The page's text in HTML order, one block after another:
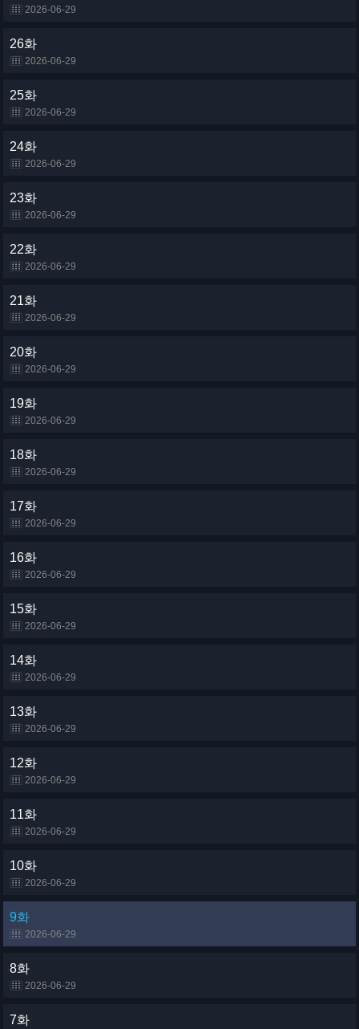
2026-06-29
26화
2026-06-29
25화
2026-06-29
24화
2026-06-29
23화
2026-06-29
22화
2026-06-29
21화
2026-06-29
20화
2026-06-29
19화
2026-06-29
18화
2026-06-29
17화
2026-06-29
16화
2026-06-29
15화
2026-06-29
14화
2026-06-29
13화
2026-06-29
12화
2026-06-29
11화
2026-06-29
10화
2026-06-29
9화
2026-06-29
8화
2026-06-29
7화